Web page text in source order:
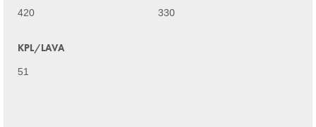
420 330
KPL/LAVA
51